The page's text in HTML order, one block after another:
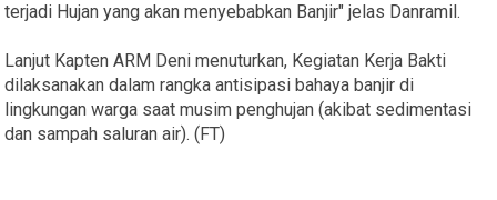
terjadi Hujan yang akan menyebabkan Banjir" jelas Danramil.
Lanjut Kapten ARM Deni menuturkan, Kegiatan Kerja Bakti
dilaksanakan dalam rangka antisipasi bahaya banjir di
lingkungan warga saat musim penghujan (akibat sedimentasi
dan sampah saluran air). (FT)